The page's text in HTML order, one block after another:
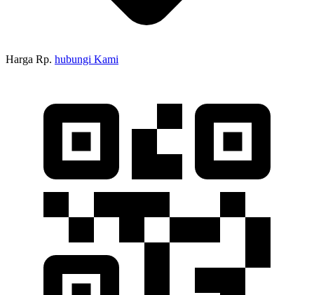
Harga Rp. hubungi Kami